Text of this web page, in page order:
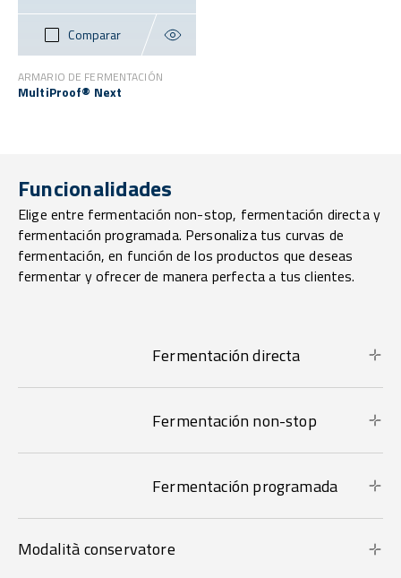
Comparar
ARMARIO DE FERMENTACIÓN
MultiProof® Next
Funcionalidades
Elige entre fermentación non-stop, fermentación directa y
fermentación programada. Personaliza tus curvas de
fermentación, en función de los productos que deseas
fermentar y ofrecer de manera perfecta a tus clientes.
Fermentación directa
Fermentación non-stop
Fermentación programada
Modalità conservatore